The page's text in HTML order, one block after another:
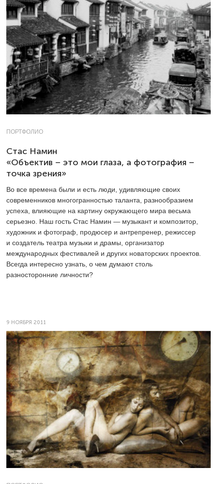
ПОРТФОЛИО
Стас Намин
«Объектив – это мои глаза, а фотография –
точка зрения»
Во все времена были и есть люди, удивляющие своих
современников многогранностью таланта, разнообразием
успеха, влияющие на картину окружающего мира весьма
серьезно. Наш гость Стас Намин — музыкант и композитор,
художник и фотограф, продюсер и антрепренер, режиссер
и создатель театра музыки и драмы, организатор
международных фестивалей и других новаторских проектов.
Всегда интересно узнать, о чем думают столь
разносторонние личности?
9 НОЯБРЯ 2011